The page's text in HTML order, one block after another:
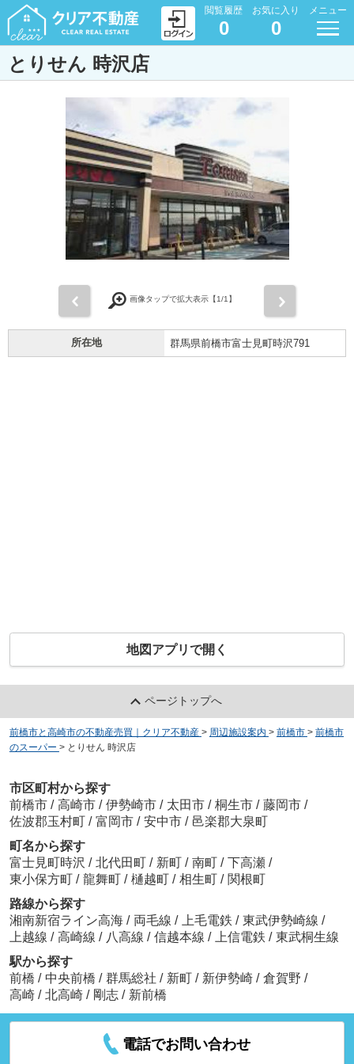
閲覧履歴
0
お気に入り
0
メニュー
とりせん 時沢店
画像タップで拡大表示【1/1】
所在地 群馬県前橋市富士見町時沢791
地図アプリで開く
ページトップへ
前橋市と高崎市の不動産売買｜クリア不動産 > 周辺施設案内 > 前橋市 > 前橋市
のスーパー > とりせん 時沢店
市区町村から探す
前橋市 / 高崎市 / 伊勢崎市 / 太田市 / 桐生市 / 藤岡市 /
佐波郡玉村町 / 富岡市 / 安中市 / 邑楽郡大泉町
町名から探す
富士見町時沢 / 北代田町 / 新町 / 南町 / 下高瀬 /
東小保方町 / 龍舞町 / 樋越町 / 相生町 / 関根町
路線から探す
湘南新宿ライン高海 / 両毛線 / 上毛電鉄 / 東武伊勢崎線 /
上越線 / 高崎線 / 八高線 / 信越本線 / 上信電鉄 / 東武桐生線
駅から探す
前橋 / 中央前橋 / 群馬総社 / 新町 / 新伊勢崎 / 倉賀野 /
高崎 / 北高崎 / 剛志 / 新前橋
電話でお問い合わせ